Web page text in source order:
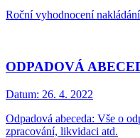
Roční vyhodnocení
ODPADOVÁ
Datum: 26. 4. 2022
Odpadová abeceda: Vše o
zpracování, likvidaci atd.